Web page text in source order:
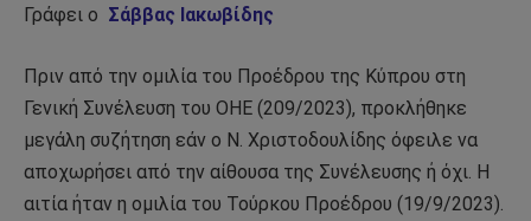
Γράφει ο Σάββας Ιακωβίδης
Πριν από την ομιλία του Προέδρου της Κύπρου στη
Γενική Συνέλευση του ΟΗΕ (209/2023), προκλήθηκε
μεγάλη συζήτηση εάν ο Ν. Χριστοδουλίδης όφειλε να
αποχωρήσει από την αίθουσα της Συνέλευσης ή όχι. Η
αιτία ήταν η ομιλία του Τούρκου Προέδρου (19/9/2023).